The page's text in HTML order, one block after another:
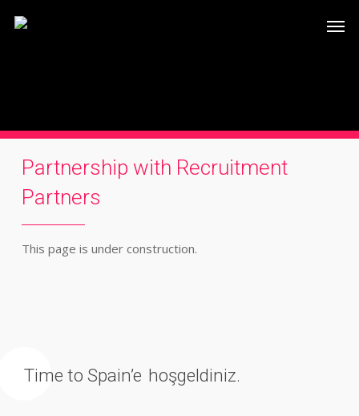
Partnership with Recruitment
Partners
This page is under construction.
Time to Spain’e hoşgeldiniz.